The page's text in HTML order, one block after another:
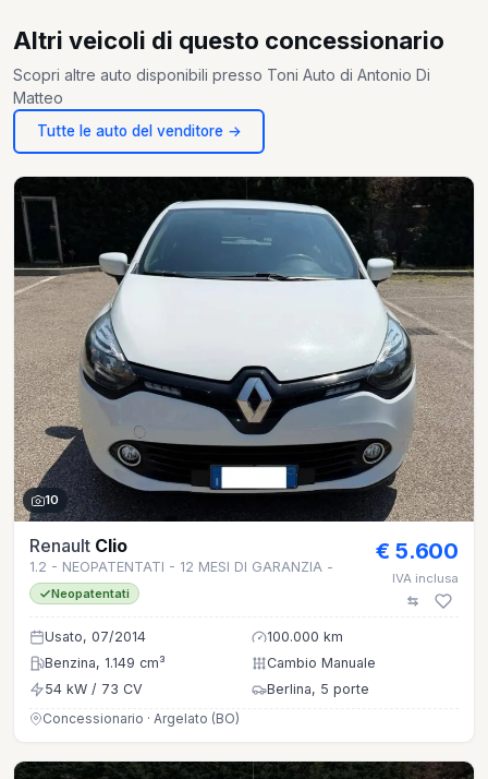
Altri veicoli di questo concessionario
Scopri altre auto disponibili presso Toni Auto di Antonio Di
Matteo
Tutte le auto del venditore →
10
Renault Clio
1.2 - NEOPATENTATI - 12 MESI DI GARANZIA -
Neopatentati
€ 5.600
IVA inclusa
Usato, 07/2014
100.000 km
Benzina, 1.149 cm³
Cambio Manuale
54 kW / 73 CV
Berlina, 5 porte
Concessionario · Argelato (BO)